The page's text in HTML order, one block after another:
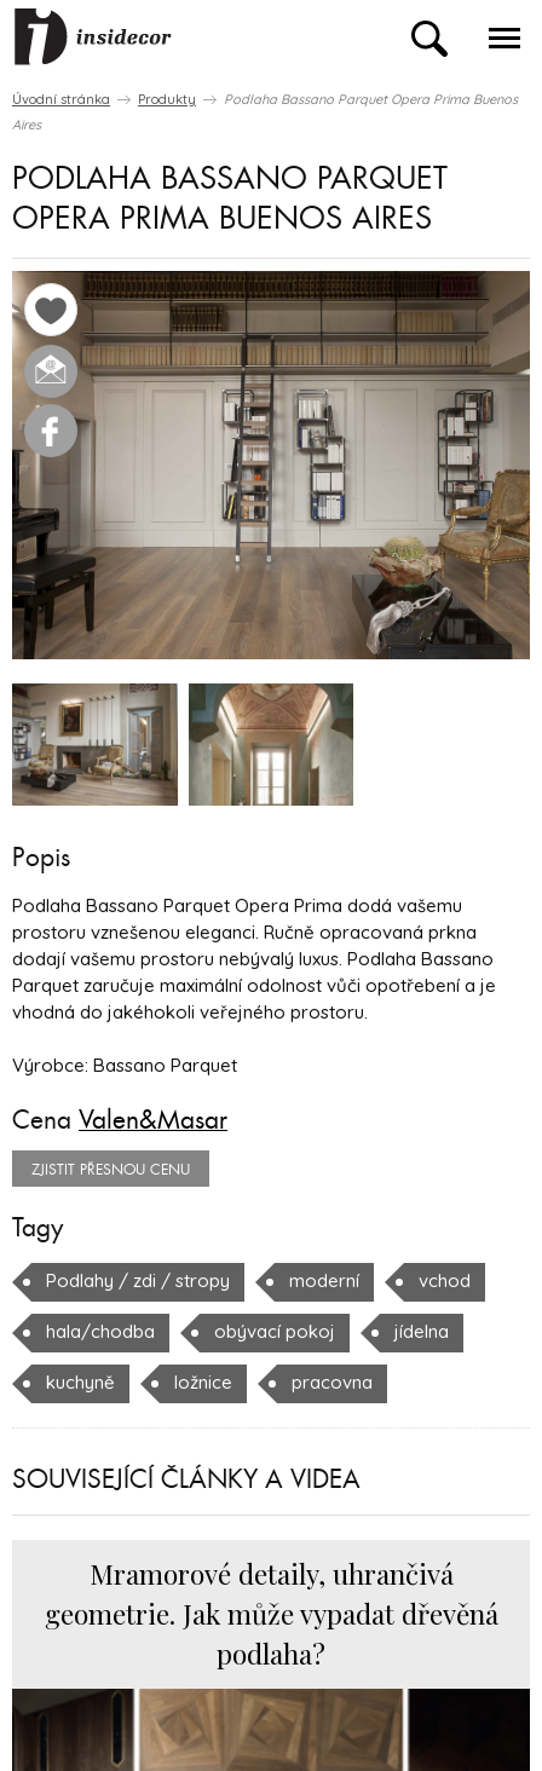
Úvodní stránka Produkty
Podlaha Bassano Parquet Opera Prima Buenos
Aires
PODLAHA BASSANO PARQUET
OPERA PRIMA BUENOS AIRES
Popis
Podlaha Bassano Parquet Opera Prima dodá vašemu
prostoru vznešenou eleganci. Ručně opracovaná prkna
dodají vašemu prostoru nebývalý luxus. Podlaha Bassano
Parquet zaručuje maximální odolnost vůči opotřebení a je
vhodná do jakéhokoli veřejného prostoru.
Výrobce: Bassano Parquet
Cena Valen&Masar
ZJISTIT PŘESNOU CENU
Tagy
Podlahy / zdi / stropy moderní vchod
hala/chodba obývací pokoj jídelna
kuchyně ložnice pracovna
SOUVISEJÍCÍ ČLÁNKY A VIDEA
Mramorové detaily, uhrančivá
geometrie. Jak může vypadat dřevěná
podlaha?